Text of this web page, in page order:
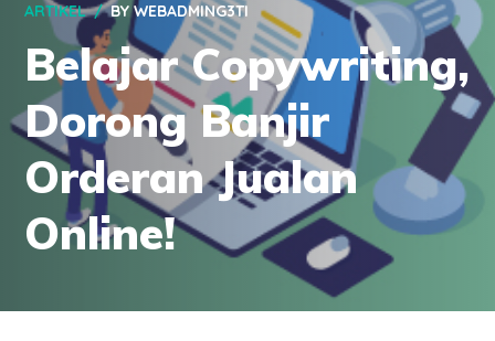
ARTIKEL BYWEBADMING3TI
Belajar Copywriting,
Dorong Banjir
Orderan Jualan
Online!